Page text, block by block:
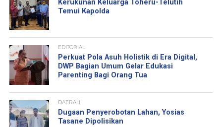
Kerukunan Keluarga Toheru-Telutih
Temui Kapolda
EDITORIAL
Perkuat Pola Asuh Holistik di Era Digital,
DWP Bagian Umum Gelar Edukasi
Parenting Bagi Orang Tua
DAERAH
Dugaan Penyerobotan Lahan, Yosias
Tasane Dipolisikan